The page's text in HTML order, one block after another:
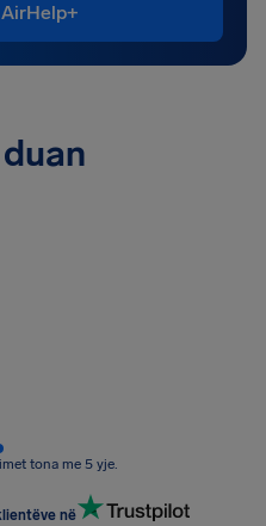
tona me 5 yje.
në